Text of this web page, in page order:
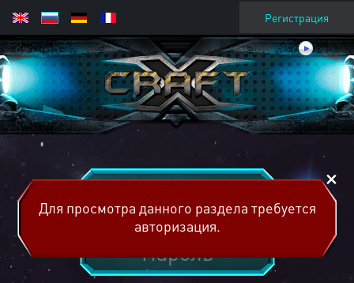
Регистрация
Для просмотра данного раздела требуется
авторизация.